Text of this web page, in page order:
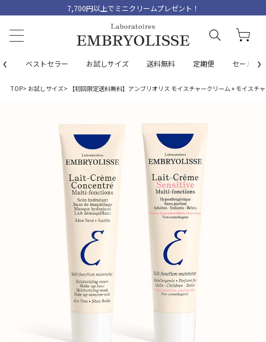
7,700円以上でミニクリームプレゼント！
‹ ベストセラー お試しサイズ 送料無料 定期便 セール ›
TOP お試しサイズ 【初回限定送料無料】アンブリオリス モイスチャークリーム + モイスチ